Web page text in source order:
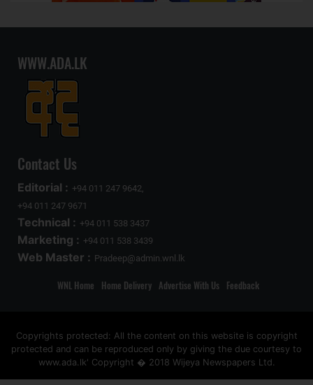
WWW.ADA.LK
Contact Us
Editorial : +94 011 247 9642,
+94 011 247 9671
Technical : +94 011 538 3437
Marketing : +94 011 538 3439
Web Master : Pradeep@admin.wnl.lk
WNL Home Home Delivery Advertise With Us Feedback
Copyrights protected: All the content on this website is copyright
protected and can be reproduced only by giving the due courtesy to
www.ada.lk' Copyright � 2018 Wijeya Newspapers Ltd.